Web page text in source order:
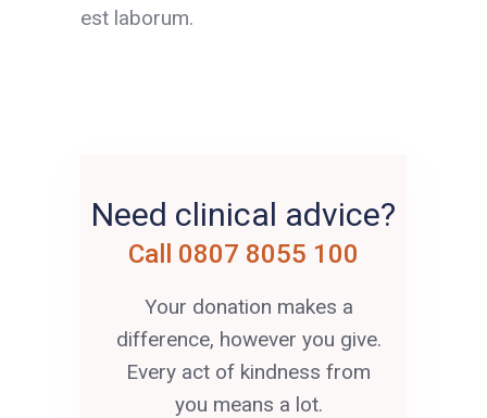
est laborum.
Need clinical advice?
Call 0807 8055 100
Your donation makes a
difference, however you give.
Every act of kindness from
you means a lot.